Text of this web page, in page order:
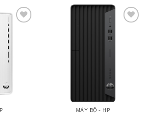
Wishlist
MÁY BỘ - HP